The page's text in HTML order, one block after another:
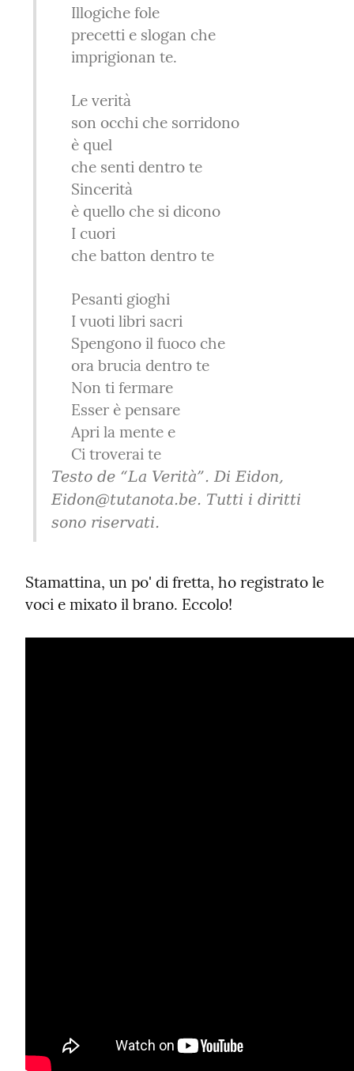
     imprigionan te.
     che batton dentro te
     Ci troverai te
Testo de “La Verità”. Di Eidon,
Eidon@tutanota.be. Tutti i diritti
sono riservati.
Stamattina, un po' di fretta, ho registrato le
voci e mixato il brano. Eccolo!